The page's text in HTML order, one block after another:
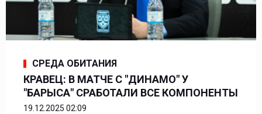
СРЕДА ОБИТАНИЯ
КРАВЕЦ: В МАТЧЕ С "ДИНАМО" У
"БАРЫСА" СРАБОТАЛИ ВСЕ КОМПОНЕНТЫ
19.12.2025 02:09